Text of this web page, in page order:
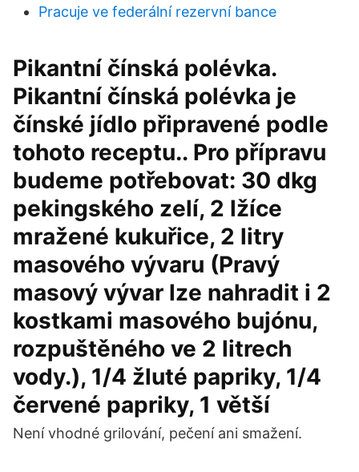
Pracuje ve federální rezervní bance
Pikantní čínská polévka.
Pikantní čínská polévka je
čínské jídlo připravené podle
tohoto receptu.. Pro přípravu
budeme potřebovat: 30 dkg
pekingského zelí, 2 lžíce
mražené kukuřice, 2 litry
masového vývaru (Pravý
masový vývar lze nahradit i 2
kostkami masového bujónu,
rozpuštěného ve 2 litrech
vody.), 1/4 žluté papriky, 1/4
červené papriky, 1 větší
Není vhodné grilování, pečení ani smažení.